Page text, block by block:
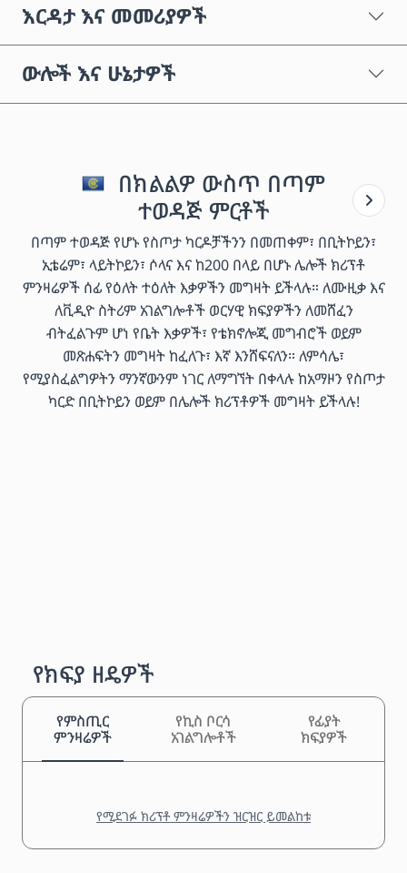
እርዳታ እና መመሪያዎች
ውሎች እና ሁኔታዎች
በክልልዎ ውስጥ በጣም
ተወዳጅ ምርቶች
በጣም ተወዳጅ የሆኑ የስጦታ ካርዶቻችንን በመጠቀም፣ በቢትኮይን፣
ኢቴሬም፣ ላይትኮይን፣ ሶላና እና ከ200 በላይ በሆኑ ሌሎች ክሪፕቶ
ምንዛሬዎች ሰፊ የዕለት ተዕለት እቃዎችን መግዛት ይችላሉ። ለሙዚቃ እና
ለቪዲዮ ስትሪም አገልግሎቶች ወርሃዊ ክፍያዎችን ለመሸፈን
ብትፈልጉም ሆነ የቤት እቃዎች፣ የቴክኖሎጂ መግብሮች ወይም
መጽሐፍትን መግዛት ከፈለጉ፣ እኛ እንሸፍናለን። ለምሳሌ፣
የሚያስፈልግዎትን ማንኛውንም ነገር ለማግኘት በቀላሉ ከአማዞን የስጦታ
ካርድ በቢትኮይን ወይም በሌሎች ክሪፕቶዎች መግዛት ይችላሉ!
የክፍያ ዘዴዎች
የምስጢር
ምንዛሬዎች
የኪስ ቦርሳ
አገልግሎቶች
የፊያት
ክፍያዎች
የሚደገፉ ክሪፕቶ ምንዛሬዎችን ዝርዝር ይመልከቱ